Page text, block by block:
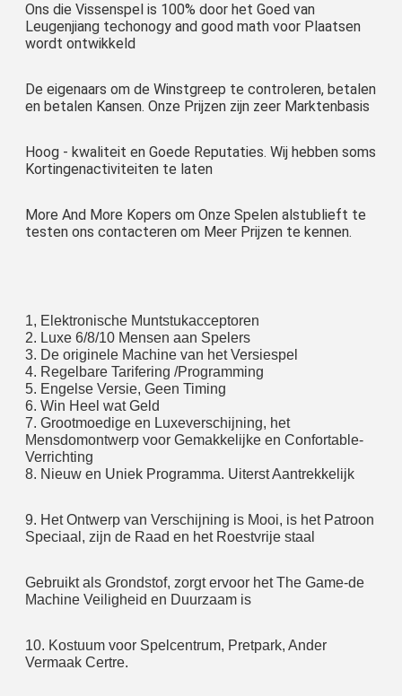
Ons die Vissenspel is 100% door het Goed van
Leugenjiang techonogy and good math voor Plaatsen
wordt ontwikkeld
De eigenaars om de Winstgreep te controleren, betalen
en betalen Kansen. Onze Prijzen zijn zeer Marktenbasis
Hoog - kwaliteit en Goede Reputaties. Wij hebben soms
Kortingenactiviteiten te laten
More And More Kopers om Onze Spelen alstublieft te
testen ons contacteren om Meer Prijzen te kennen.
1, Elektronische Muntstukacceptoren
2. Luxe 6/8/10 Mensen aan Spelers
3. De originele Machine van het Versiespel
4. Regelbare Tarifering /Programming
5. Engelse Versie, Geen Timing
6. Win Heel wat Geld
7. Grootmoedige en Luxeverschijning, het
Mensdomontwerp voor Gemakkelijke en Confortable-
Verrichting
8. Nieuw en Uniek Programma. Uiterst Aantrekkelijk
9. Het Ontwerp van Verschijning is Mooi, is het Patroon
Speciaal, zijn de Raad en het Roestvrije staal
Gebruikt als Grondstof, zorgt ervoor het The Game-de
Machine Veiligheid en Duurzaam is
10. Kostuum voor Spelcentrum, Pretpark, Ander
Vermaak Certre.